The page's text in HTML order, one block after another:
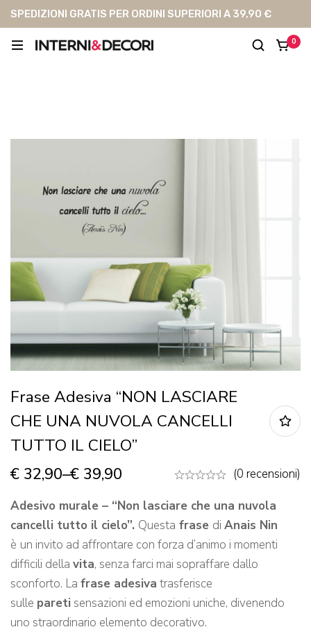
SPEDIZIONI GRATIS PER ORDINI SUPERIORI A 39,90 €
0
Frase Adesiva “NON LASCIARE
CHE UNA NUVOLA CANCELLI
TUTTO IL CIELO”
€ 32,90–€ 39,90
(0 recensioni)
Adesivo murale – “Non lasciare che una nuvola
cancelli tutto il cielo”. Questa frase di Anais Nin
è un invito ad affrontare con forza d’animo i momenti
difficili della vita, senza farci mai sopraffare dallo
sconforto. La frase adesiva trasferisce
sulle pareti sensazioni ed emozioni uniche, divenendo
uno straordinario elemento decorativo.